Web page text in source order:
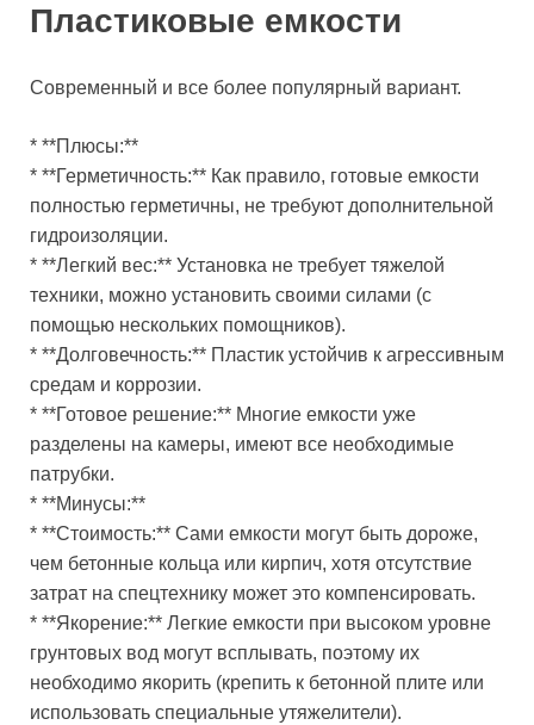
Пластиковые емкости
Современный и все более популярный вариант.
* **Плюсы:**
* **Герметичность:** Как правило, готовые емкости
полностью герметичны, не требуют дополнительной
гидроизоляции.
* **Легкий вес:** Установка не требует тяжелой
техники, можно установить своими силами (с
помощью нескольких помощников).
* **Долговечность:** Пластик устойчив к агрессивным
средам и коррозии.
* **Готовое решение:** Многие емкости уже
разделены на камеры, имеют все необходимые
патрубки.
* **Минусы:**
* **Стоимость:** Сами емкости могут быть дороже,
чем бетонные кольца или кирпич, хотя отсутствие
затрат на спецтехнику может это компенсировать.
* **Якорение:** Легкие емкости при высоком уровне
грунтовых вод могут всплывать, поэтому их
необходимо якорить (крепить к бетонной плите или
использовать специальные утяжелители).